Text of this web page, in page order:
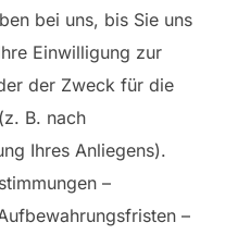
bei uns, bis Sie uns
Einwilligung zur
der Zweck für die
B. nach
Ihres Anliegens).
–
–